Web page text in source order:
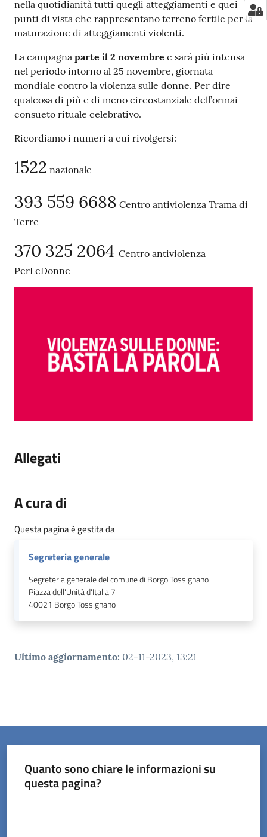
nella quotidianità tutti quegli atteggiamenti e quei
punti di vista che rappresentano terreno fertile per la
maturazione di atteggiamenti violenti.
La campagna parte il 2 novembre e sarà più intensa
nel periodo intorno al 25 novembre, giornata
mondiale contro la violenza sulle donne. Per dire
qualcosa di più e di meno circostanziale dell’ormai
consueto rituale celebrativo.
Ricordiamo i numeri a cui rivolgersi:
1522 nazionale
393 559 6688 Centro antiviolenza Trama di
Terre
370 325 2064 Centro antiviolenza
PerLeDonne
Allegati
A cura di
Questa pagina è gestita da
Segreteria generale
Segreteria generale del comune di Borgo Tossignano
Piazza dell'Unità d'Italia 7
40021 Borgo Tossignano
Ultimo aggiornamento: 02-11-2023, 13:21
Quanto sono chiare le informazioni su
questa pagina?